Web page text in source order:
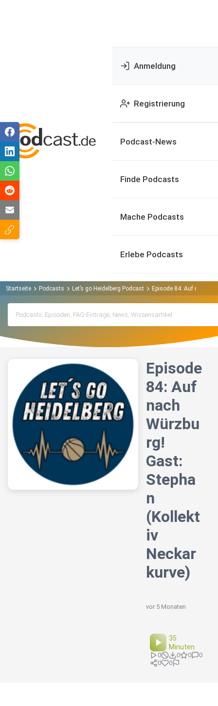
Anmeldung
Registrierung
Podcast-News
Finde Podcasts
Mache Podcasts
Erlebe Podcasts
Startseite Podcasts Let’s go Heidelberg Podcast Episode 84: Auf nach
Episode
84: Auf
nach
Würzbu
rg!
Gast:
Stepha
n
(Kollekt
iv
Neckar
kurve)
vor 5 Monaten
35
Minuten
0 0 0
0
0
0